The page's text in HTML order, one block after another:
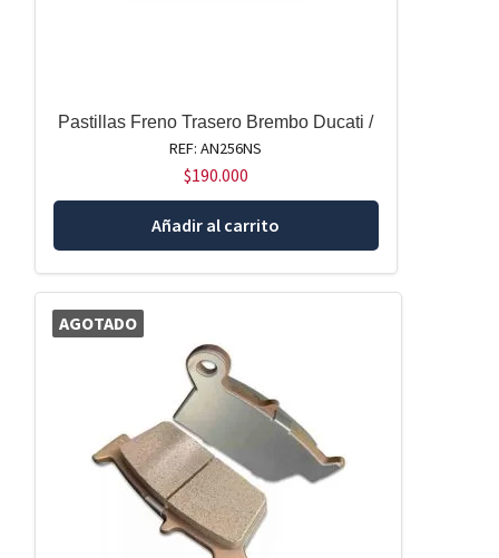
Pastillas Freno Trasero Brembo Ducati /
REF: AN256NS
$190.000
Añadir al carrito
AGOTADO